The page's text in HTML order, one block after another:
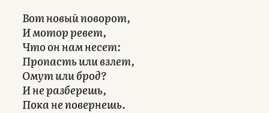
Вот новый поворот,
И мотор ревет,
Что он нам несет:
Пропасть или взлет,
Омут или брод?
И не разберешь,
Пока не повернешь.